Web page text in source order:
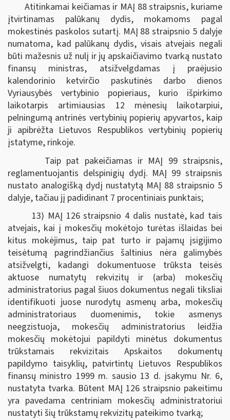
Atitinkamai keičiamas ir MAĮ 88 straipsnis, kuriame
įtvirtinamas palūkanų dydis, mokamoms pagal
mokestinės paskolos sutartį. MAĮ 88 straipsnio 5 dalyje
numatoma, kad palūkanų dydis, visais atvejais negali
būti mažesnis už nulį ir jų apskaičiavimo tvarką nustato
finansų ministras, atsižvelgdamas į praėjusio
kalendorinio ketvirčio paskutinės darbo dienos
Vyriausybės vertybinio popieriaus, kurio išpirkimo
laikotarpis artimiausias 12 mėnesių laikotarpiui,
pelningumą antrinės vertybinių popierių apyvartos, kaip
ji apibrėžta Lietuvos Respublikos vertybinių popierių
įstatyme, rinkoje.
Taip pat pakeičiamas ir MAĮ 99 straipsnis,
reglamentuojantis delspinigių dydį. MAĮ 99 straipsnis
nustato analogišką dydį nustatytą MAĮ 88 straipsnio 5
dalyje, tačiau jį padidinant 7 procentiniais punktais;
13) MAĮ 126 straipsnio 4 dalis nustatė, kad tais
atvejais, kai į mokesčių mokėtojo turėtas išlaidas bei
kitus mokėjimus, taip pat turto ir pajamų įsigijimo
teisėtumą pagrindžiančius šaltinius nėra galimybės
atsižvelgti, kadangi dokumentuose trūksta teisės
aktuose numatytų rekvizitų ir (arba) mokesčių
administratorius pagal šiuos dokumentus negali tiksliai
identifikuoti juose nurodytų asmenų arba, mokesčių
administratoriaus duomenimis, tokie asmenys
neegzistuoja, mokesčių administratorius leidžia
mokesčių mokėtojui papildyti minėtus dokumentus
trūkstamais rekvizitais Apskaitos dokumentų
papildymo taisyklių, patvirtintų Lietuvos Respublikos
finansų ministro 1999 m. sausio 13 d. įsakymu Nr. 6,
nustatyta tvarka. Būtent MAĮ 126 straipsnio pakeitimu
yra pavedama centriniam mokesčių administratoriui
nustatyti šių trūkstamų rekvizitų pateikimo tvarką;